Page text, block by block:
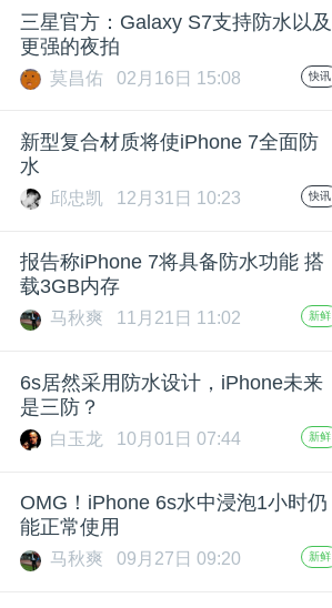
课
动
中
心
GAIR
题
三星官方：Galaxy S7支持防水以及
更强的夜拍
莫昌佑 02月16日 15:08 快讯
新型复合材质将使iPhone 7全面防
水
邱忠凯 12月31日 10:23 快讯
报告称iPhone 7将具备防水功能 搭
载3GB内存
马秋爽 11月21日 11:02 新鲜
6s居然采用防水设计，iPhone未来
是三防？
白玉龙 10月01日 07:44 新鲜
OMG！iPhone 6s水中浸泡1小时仍
能正常使用
马秋爽 09月27日 09:20 新鲜